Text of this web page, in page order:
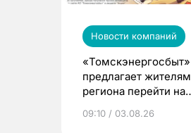
Новости компаний
«Томскэнергосбыт»
предлагает жителям
региона перейти на
выиграть призы
09:10 / 03.08.26